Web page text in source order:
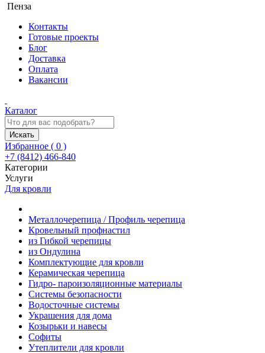
Пенза
Контакты
Готовые проекты
Блог
Доставка
Оплата
Вакансии
Каталог
Искать
Избранное ( 0 )
+7 (8412) 466-840
Категории
Услуги
Для кровли
Металлочерепица / Профиль черепица
Кровельный профнастил
из Гибкой черепицы
из Ондулина
Комплектующие для кровли
Керамическая черепица
Гидро- пароизоляционные материалы
Системы безопасности
Водосточные системы
Украшения для дома
Козырьки и навесы
Софиты
Утеплители для кровли